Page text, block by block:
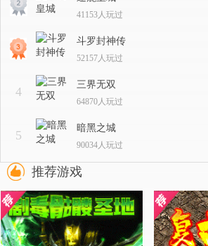
41153人玩过
斗罗封神传
52157人玩过
4
三界无双
64870人玩过
5
暗黑之城
90034人玩过
推荐游戏